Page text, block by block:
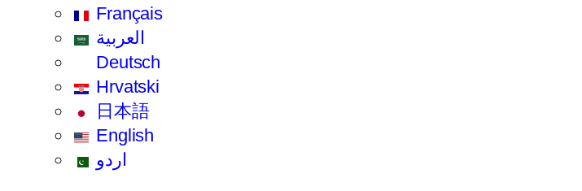
Français
العربية
Deutsch
Hrvatski
日本語
English
اردو